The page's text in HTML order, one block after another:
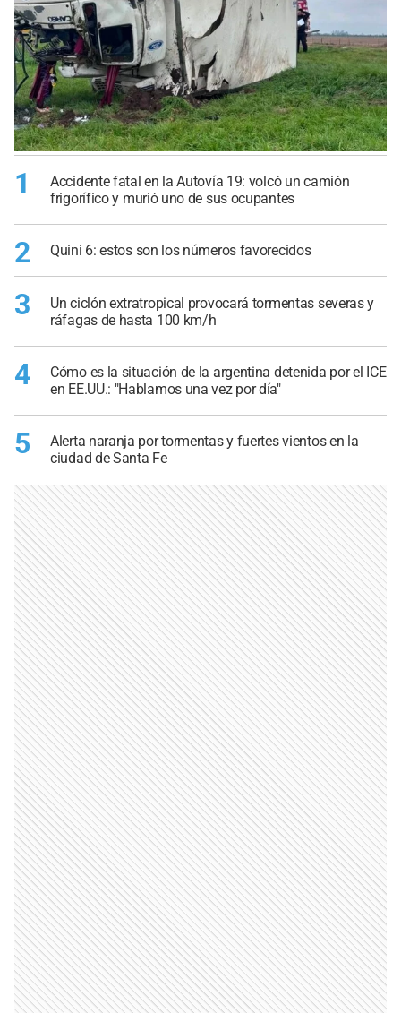
1
Accidente fatal en la Autovía 19: volcó un camión
frigorífico y murió uno de sus ocupantes
2 Quini 6: estos son los números favorecidos
3
Un ciclón extratropical provocará tormentas severas y
ráfagas de hasta 100 km/h
4
Cómo es la situación de la argentina detenida por el ICE
en EE.UU.: "Hablamos una vez por día"
5
Alerta naranja por tormentas y fuertes vientos en la
ciudad de Santa Fe